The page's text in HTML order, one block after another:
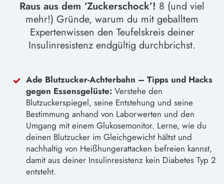
Raus aus dem ‘Zuckerschock’! 8 (und viel
mehr!) Gründe, warum du mit geballtem
Expertenwissen den Teufelskreis deiner
Insulinresistenz endgültig durchbrichst.
Ade Blutzucker-Achterbahn – Tipps und Hacks
gegen Essensgelüste: Verstehe den
Blutzuckerspiegel, seine Entstehung und seine
Bestimmung anhand von Laborwerten und den
Umgang mit einem Glukosemonitor. Lerne, wie du
deinen Blutzucker im Gleichgewicht hältst und
nachhaltig von Heißhungerattacken befreien kannst,
damit aus deiner Insulinresistenz kein Diabetes Typ 2
entsteht.